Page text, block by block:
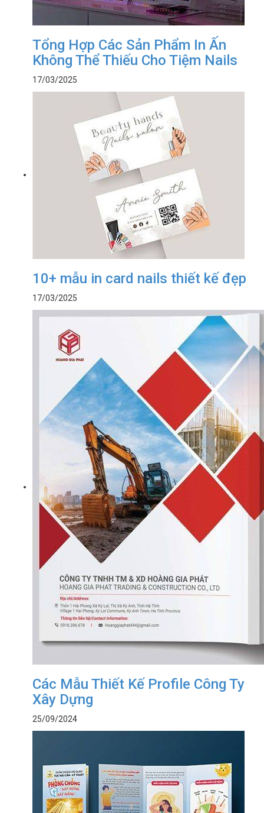
Tổng Hợp Các Sản Phẩm In Ấn
Không Thể Thiếu Cho Tiệm Nails
17/03/2025
10+ mẫu in card nails thiết kế đẹp
17/03/2025
Các Mẫu Thiết Kế Profile Công Ty
Xây Dựng
25/09/2024